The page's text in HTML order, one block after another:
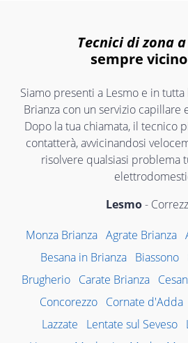
Tecnici di zona
sempre
Siamo presenti a Lesmo e in
Brianza con un servizio capillare
Dopo la tua chiamata, il tecnico
contatterà, avvicinandosi
risolvere qualsiasi problema
Lesmo-
Monza Brianza Agrate Brianza
Besana in Brianza Biassono
Brugherio Carate Brianza
Concorezzo
Cornate d'Adda
Lazzate
Lentate sul Seveso